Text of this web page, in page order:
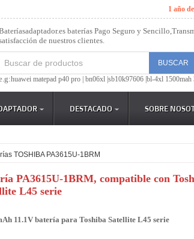
1 año
baterías Pago Seguro y
de nuestros clientes.
huawei matepad p40 pro | bn06xl | sb10k97606 | bl-4xl 1500mah
DESTACADO SOBRE
TOSHIBA PA3615U-1BRM
PA3615U-1BRM, compatible con
L45 serie
11.1V batería para Toshiba Satellite L45 serie